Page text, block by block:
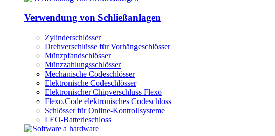
Verwendung von Schließanlagen
Zylinderschlösser
Drehverschlüsse für Vorhängeschlösser
Münzpfandschlösser
Münzzahlungsschlösser
Mechanische Codeschlösser
Elektronische Codeschlösser
Elektronischer Chipverschluss Flexo
Flexo.Code elektronisches Codeschloss
Schlösser für Online-Kontrollsysteme
LEO-Batterieschloss